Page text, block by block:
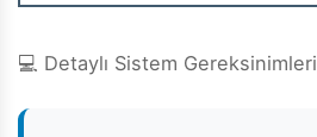
💻 Detaylı Sistem Gereksinimleri